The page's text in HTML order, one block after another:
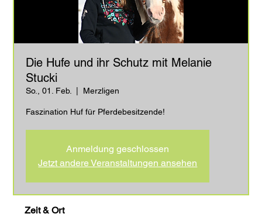
Die Hufe und ihr Schutz mit Melanie
Stucki
So., 01. Feb.
  |
Merzligen
Faszination Huf für Pferdebesitzende!
Anmeldung geschlossen
Jetzt andere Veranstaltungen ansehen
Zeit & Ort